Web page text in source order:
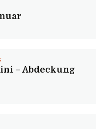
– Abdeckung